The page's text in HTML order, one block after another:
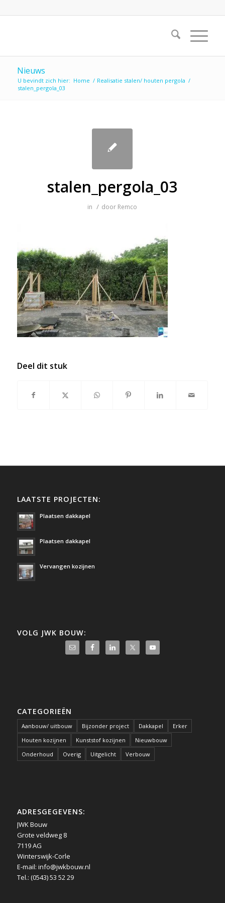
Nieuws
U bevindt zich hier: Home / Realisatie stalen/ houten pergola /
stalen_pergola_03
stalen_pergola_03
in / door Remco
Deel dit stuk
LAATSTE PROJECTEN:
Plaatsen dakkapel
Plaatsen dakkapel
Vervangen kozijnen
VOLG JWK BOUW:
CATEGORIEËN
Aanbouw/ uitbouw Bijzonder project Dakkapel
Erker
Houten kozijnen
Kunststof kozijnen
Nieuwbouw
Onderhoud
Overig Uitgelicht Verbouw
ADRESGEGEVENS:
JWK Bouw
Grote veldweg 8
7119 AG
Winterswijk-Corle
E-mail: info@jwkbouw.nl
Tel.: (0543) 53 52 29